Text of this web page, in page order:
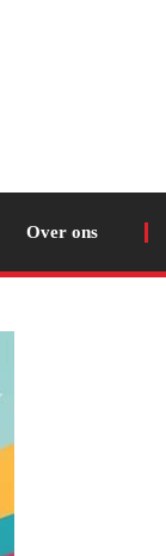
Over ons